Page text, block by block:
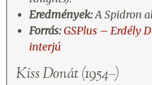
Eredmények:A Spidron
Forrás:GSPlus – Erdély
interjú
Kiss Donát (1954–)